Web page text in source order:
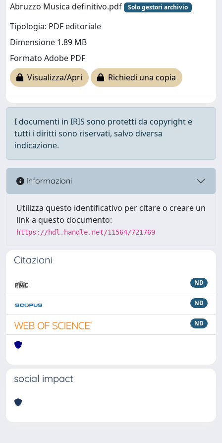
Abruzzo Musica definitivo.pdf
Solo gestori archivio
Tipologia: PDF editoriale
Dimensione 1.89 MB
Formato Adobe PDF
Visualizza/Apri
Richiedi una copia
I documenti in IRIS sono protetti da copyright e
tutti i diritti sono riservati, salvo diversa
indicazione.
Informazioni
Utilizza questo identificativo per citare o creare un
link a questo documento:
https://hdl.handle.net/11564/721769
Citazioni
ND
ND
ND
social impact